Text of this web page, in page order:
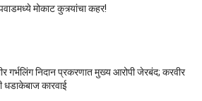
मोकाट कुत्र्यांचा कहर!
गर्भलिंग निदान प्रकरणात मुख्य आरोपी जेरबंद; करवीर
धडाकेबाज कारवाई